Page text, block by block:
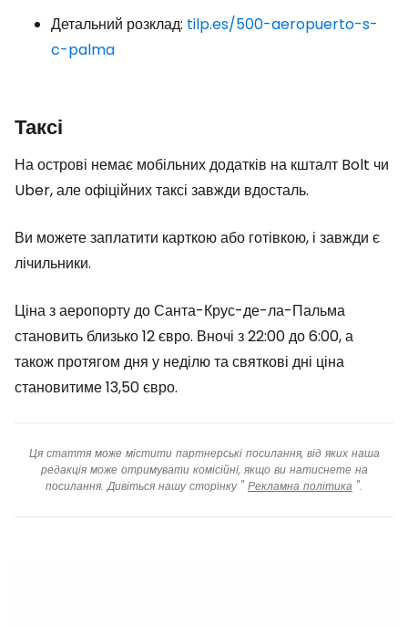
Детальний розклад: tilp.es/500-aeropuerto-s-
c-palma
Таксі
На острові немає мобільних додатків на кшталт Bolt чи
Uber, але офіційних таксі завжди вдосталь.
Ви можете заплатити карткою або готівкою, і завжди є
лічильники.
Ціна з аеропорту до Санта-Крус-де-ла-Пальма
становить близько 12 євро. Вночі з 22:00 до 6:00, а
також протягом дня у неділю та святкові дні ціна
становитиме 13,50 євро.
Ця стаття може містити партнерські посилання, від яких наша
редакція може отримувати комісійні, якщо ви натиснете на
посилання. Дивіться нашу сторінку " Рекламна політика ".